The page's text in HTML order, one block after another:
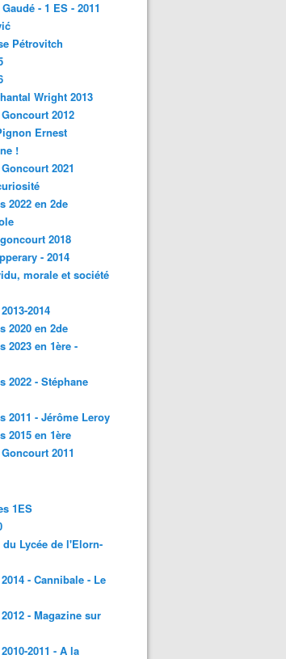
- 1 ES - 2011
Pétrovitch
Wright 2013
2012
Ernest
!
2021
2022 en 2de
2018
- 2014
morale et société
2014
2020 en 2de
2023 en 1ère -
2022 - Stéphane
2011 - Jérôme Leroy
2015 en 1ère
2011
1ES
Lycée de l'Elorn-
- Cannibale - Le
- Magazine sur
2011 - A la